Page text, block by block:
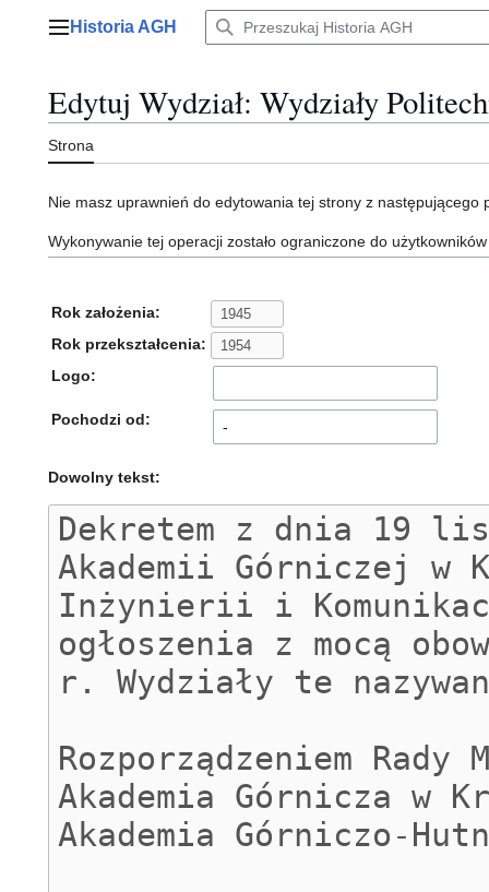
Menu główne
Historia AGH
Edytuj Wydział: Wydziały
Strona
Nie masz uprawnień do edytowania tej strony z następującego
Wykonywanie tej operacji zostało ograniczone do
Rok założenia:
Rok przekształcenia:
Logo:
Pochodzi od:
Dowolny tekst: